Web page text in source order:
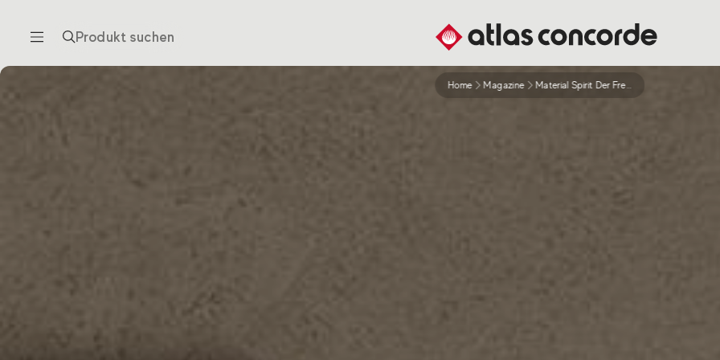
Produkt suchen
Home Magazine Material Spirit Der Freigelegte Geist Der Materie